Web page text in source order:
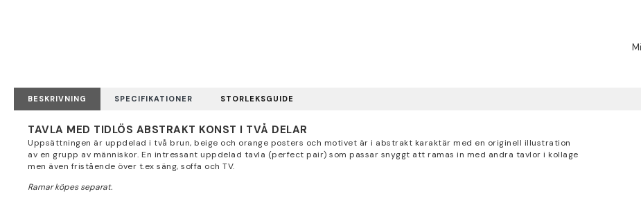
BESKRIVNING SPECIFIKATIONER STORLEKSGUIDE
TAVLA MED TIDLÖS ABSTRAKT KONST I TVÅ DELAR
Uppsättningen är uppdelad i två brun, beige och orange posters och motivet är i abstrakt karaktär med en originell illustration
av en grupp av människor. En intressant uppdelad tavla (perfect pair) som passar snyggt att ramas in med andra tavlor i kollage
men även fristående över t.ex säng, soffa och TV.